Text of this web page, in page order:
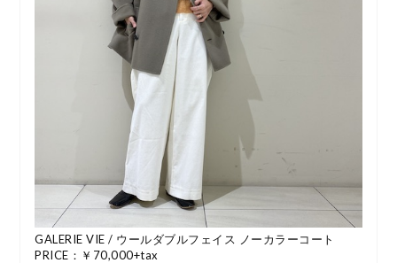
GALERIE VIE / ウールダブルフェイス ノーカラーコート
PRICE：￥70,000+tax